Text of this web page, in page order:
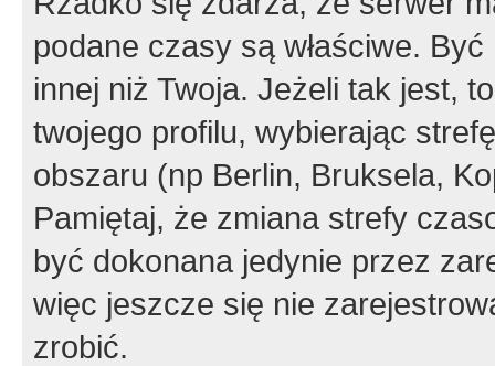
podane czasy są właściwe.
innej niż Twoja. Jeżeli tak jest,
twojego profilu, wybierając
obszaru (np Berlin, Bruksela,
Pamiętaj, że zmiana strefy
być dokonana jedynie przez
więc jeszcze się nie
zrobić.